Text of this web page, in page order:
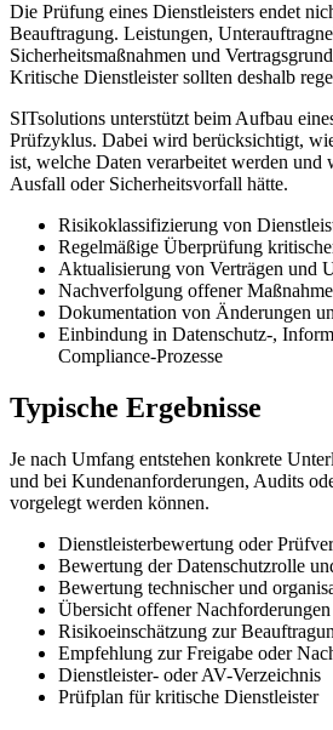
Die Prüfung eines Dienstleisters endet
Beauftragung. Leistungen,
Sicherheitsmaßnahmen und
Kritische Dienstleister sollten deshalb
SITsolutions unterstützt beim Aufbau
Prüfzyklus. Dabei wird berücksichtigt,
ist, welche Daten verarbeitet werden
Ausfall oder Sicherheitsvorfall hätte.
Risikoklassifizierung von
Regelmäßige Überprüfung
Aktualisierung von Verträgen und
Nachverfolgung offener
Dokumentation von Änderungen
Einbindung in Datenschutz-,
Compliance-Prozesse
Typische Ergebnisse
Je nach Umfang entstehen konkrete
und bei Kundenanforderungen, Audits
vorgelegt werden können.
Dienstleisterbewertung oder
Bewertung der Datenschutzrolle
Bewertung technischer und
Übersicht offener Nachforderungen
Risikoeinschätzung zur
Empfehlung zur Freigabe oder
Dienstleister- oder AV-Verzeichnis
Prüfplan für kritische Dienstleister